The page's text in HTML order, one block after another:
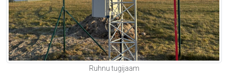
Ruhnu tugijaam